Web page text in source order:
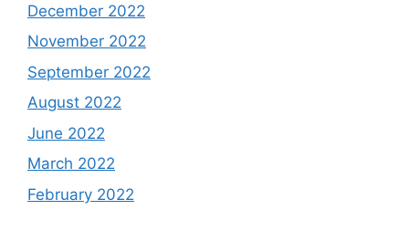
December 2022
November 2022
September 2022
August 2022
June 2022
March 2022
February 2022